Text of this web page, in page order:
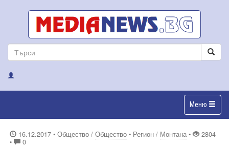
Меню
16.12.2017 • Общество / Общество • Регион / Монтана •
2804
•
0